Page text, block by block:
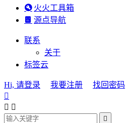
火火工具箱
源点导航
联系
关于
标签云
Hi, 请登录 我要注册
找回密码

 
